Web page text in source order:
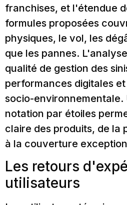
franchises, et l'étendue
formules proposées
physiques, le vol, les
que les pannes.
qualité de gestion des
performances digitales
socio-environnementale.
notation par étoiles
claire des produits, de la
à la couverture
Les retours
utilisateurs